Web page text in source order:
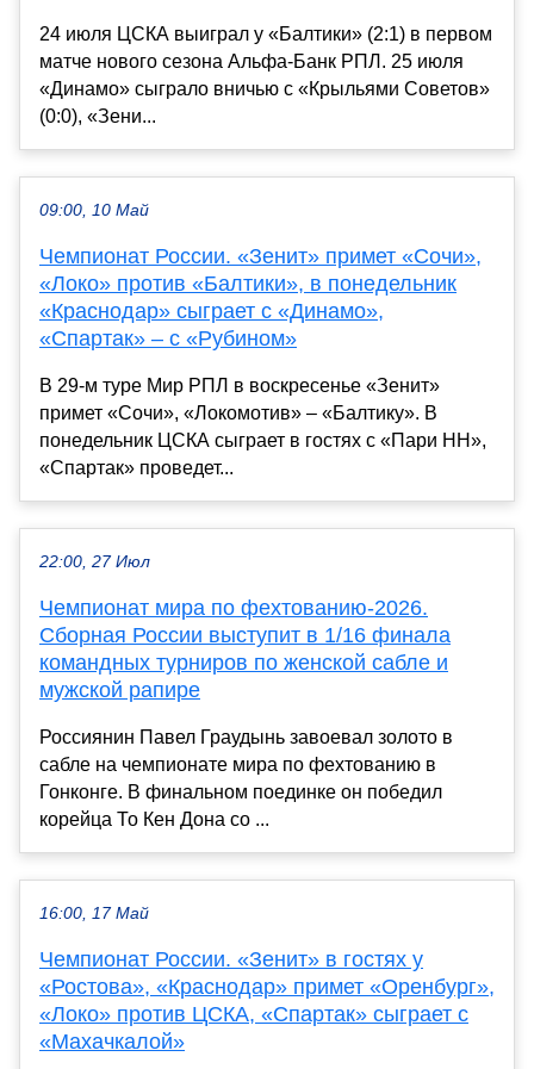
24 июля ЦСКА выиграл у «Балтики» (2:1) в первом
матче нового сезона Альфа-Банк РПЛ. 25 июля
«Динамо» сыграло вничью с «Крыльями Советов»
(0:0), «Зени...
09:00, 10 Май
Чемпионат России. «Зенит» примет «Сочи»,
«Локо» против «Балтики», в понедельник
«Краснодар» сыграет с «Динамо»,
«Спартак» – с «Рубином»
В 29-м туре Мир РПЛ в воскресенье «Зенит»
примет «Сочи», «Локомотив» – «Балтику». В
понедельник ЦСКА сыграет в гостях с «Пари НН»,
«Спартак» проведет...
22:00, 27 Июл
Чемпионат мира по фехтованию-2026.
Сборная России выступит в 1/16 финала
командных турниров по женской сабле и
мужской рапире
Россиянин Павел Граудынь завоевал золото в
сабле на чемпионате мира по фехтованию в
Гонконге. В финальном поединке он победил
корейца То Кен Дона со ...
16:00, 17 Май
Чемпионат России. «Зенит» в гостях у
«Ростова», «Краснодар» примет «Оренбург»,
«Локо» против ЦСКА, «Спартак» сыграет с
«Махачкалой»